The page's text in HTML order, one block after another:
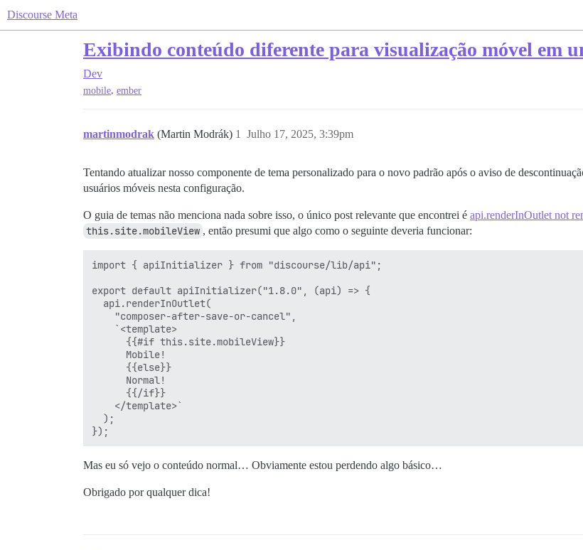
Discourse Meta
Exibindo conteúdo diferente para visualização móvel em
Dev
mobile, ember
martinmodrak (Martin Modrák) Julho 17, 2025, 3:39pm
1
Tentando atualizar nosso componente de tema personalizado para o novo padrão após o aviso de
usuários móveis nesta configuração.
O guia de temas não menciona nada sobre isso, o único post relevante que encontrei é api.renderInOutlet not
this.site.mobileView , então presumi que algo como o seguinte deveria funcionar:
import { apiInitializer } from "discourse/lib/api";
export default apiInitializer("1.8.0", (api) => {
  api.renderInOutlet(
    "composer-after-save-or-cancel",
    `<template>
      {{#if this.site.mobileView}}
      Mobile!
      {{else}}
      Normal!
      {{/if}}
    </template>`
  );
Mas eu só vejo o conteúdo normal… Obviamente estou perdendo algo básico…
Obrigado por qualquer dica!